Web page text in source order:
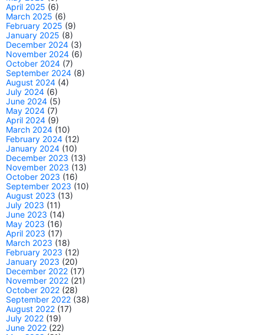
April 2025 (6)
March 2025 (6)
February 2025 (9)
January 2025 (8)
December 2024 (3)
November 2024 (6)
October 2024 (7)
September 2024 (8)
August 2024 (4)
July 2024 (6)
June 2024 (5)
May 2024 (7)
April 2024 (9)
March 2024 (10)
February 2024 (12)
January 2024 (10)
December 2023 (13)
November 2023 (13)
October 2023 (16)
September 2023 (10)
August 2023 (13)
July 2023 (11)
June 2023 (14)
May 2023 (16)
April 2023 (17)
March 2023 (18)
February 2023 (12)
January 2023 (20)
December 2022 (17)
November 2022 (21)
October 2022 (28)
September 2022 (38)
August 2022 (17)
July 2022 (19)
June 2022 (22)